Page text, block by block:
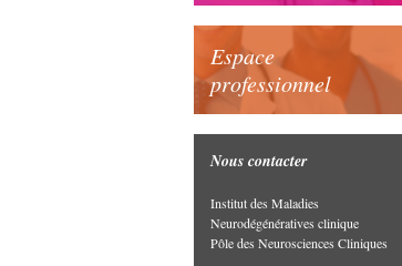
Espace
professionnel
Nous contacter
Institut des Maladies
Neurodégénératives clinique
Pôle des Neurosciences Cliniques